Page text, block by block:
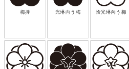
梅持 光琳向う梅 陰光琳向う梅